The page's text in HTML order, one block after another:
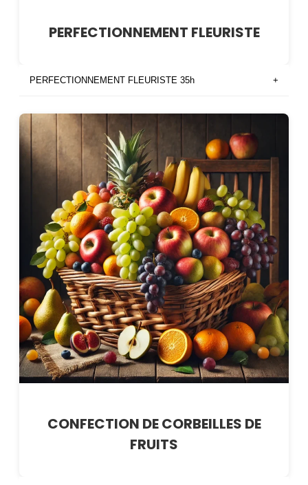
PERFECTIONNEMENT FLEURISTE
PERFECTIONNEMENT FLEURISTE 35h +
CONFECTION DE CORBEILLES DE
FRUITS